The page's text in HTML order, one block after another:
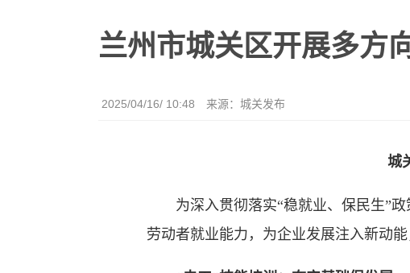
兰州市城关区开展多方
2025/04/16/ 10:48 来源：城关发布
城
为深入贯彻落实“稳就业、保民生”政
劳动者就业能力，为企业发展注入新动